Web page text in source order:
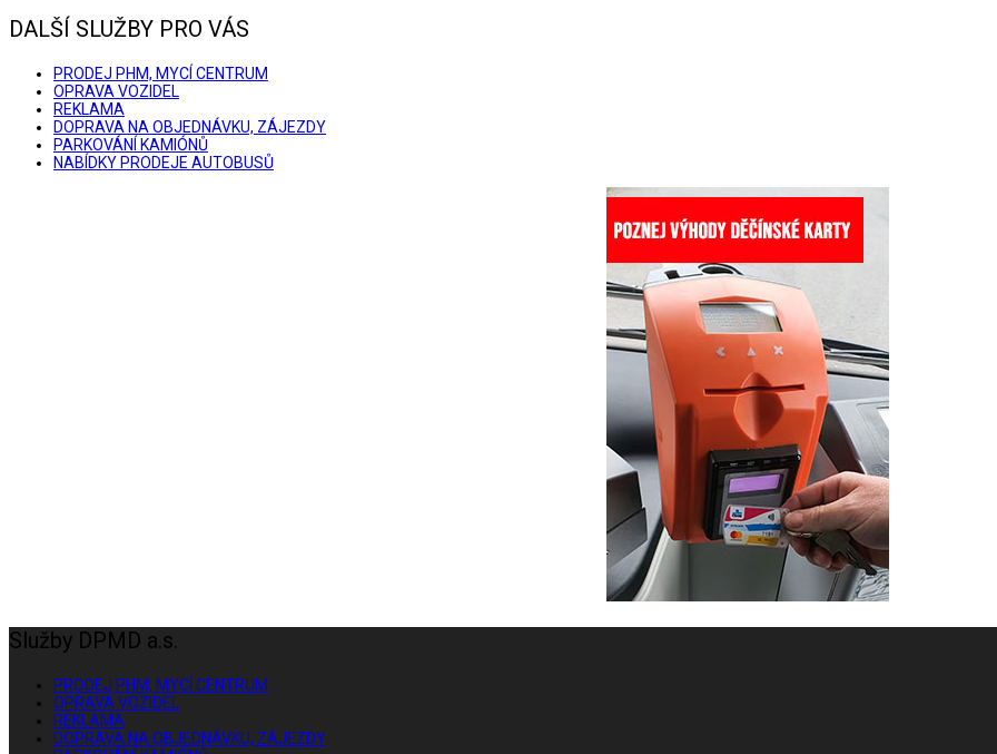
DALŠÍ SLUŽBY PRO VÁS
PRODEJ PHM, MYCÍ CENTRUM
OPRAVA VOZIDEL
REKLAMA
DOPRAVA NA OBJEDNÁVKU, ZÁJEZDY
PARKOVÁNÍ KAMIÓNŮ
NABÍDKY PRODEJE AUTOBUSŮ
Služby DPMD a.s.
PRODEJ PHM, MYCÍ CENTRUM
OPRAVA VOZIDEL
REKLAMA
DOPRAVA NA OBJEDNÁVKU, ZÁJEZDY